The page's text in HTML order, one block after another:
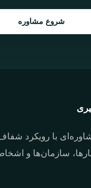
شروع مشاوره
با رویکرد
سازمان‌ها و